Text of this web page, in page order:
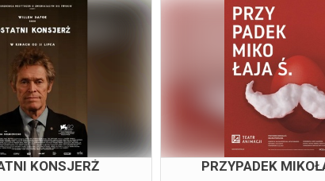
KONSJERŻ PRZYPADEK